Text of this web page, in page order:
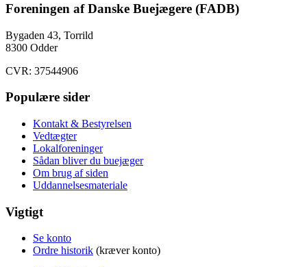
Foreningen af Danske Buejægere (FADB)
Bygaden 43, Torrild
8300 Odder
CVR: 37544906
Populære sider
Kontakt & Bestyrelsen
Vedtægter
Lokalforeninger
Sådan bliver du buejæger
Om brug af siden
Uddannelsesmateriale
Vigtigt
Se konto
Ordre historik (kræver konto)